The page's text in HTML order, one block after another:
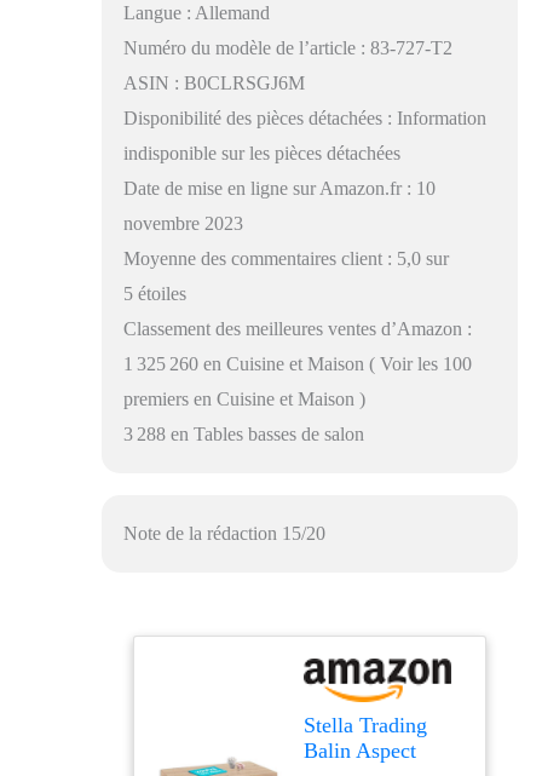
Langue : Allemand
Numéro du modèle de l’article : 83-727-T2
ASIN : B0CLRSGJ6M
Disponibilité des pièces détachées : Information
indisponible sur les pièces détachées
Date de mise en ligne sur Amazon.fr : 10
novembre 2023
Moyenne des commentaires client : 5,0 sur
5 étoiles
Classement des meilleures ventes d’Amazon :
1 325 260 en Cuisine et Maison ( Voir les 100
premiers en Cuisine et Maison )
3 288 en Tables basses de salon
Note de la rédaction 15/20
Stella Trading
Balin Aspect